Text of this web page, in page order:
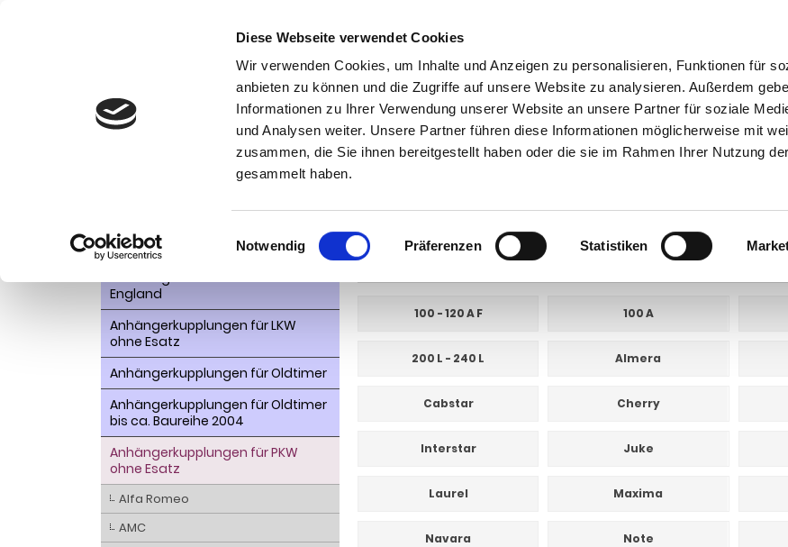
Diese Webseite verwendet Cookies
Wir verwenden Cookies, um Inhalte und Anzeigen zu personalisieren, Funktionen für
anbieten zu können und die Zugriffe auf unsere Website zu analysieren. Außerdem
Informationen zu Ihrer Verwendung unserer Website an unsere Partner für soziale
und Analysen weiter. Unsere Partner führen diese Informationen möglicherweise mit
zusammen, die Sie ihnen bereitgestellt haben oder die sie im Rahmen Ihrer Nutzung
gesammelt haben.
Einwilligungsauswahl
Notwendig Präferenzen Statistiken
Kontakt 0 44 89 - 92 34 67 6 AHK-Finder Kasse
Nissan
100 - 120 A F 100 A
200 L - 240 L Almera
Cabstar Cherry
Interstar Juke
Laurel Maxima
Navara Note
Kategorien
AHK- Zubehör, Ersatzteile
Anhängelast erhöhen
Anhängerkupplungen für
Fahrzeuge aus den USA Canada
England
Anhängerkupplungen für LKW
ohne Esatz
Anhängerkupplungen für Oldtimer
Anhängerkupplungen für Oldtimer
bis ca. Baureihe 2004
Anhängerkupplungen für PKW
ohne Esatz
Alfa Romeo
AMC